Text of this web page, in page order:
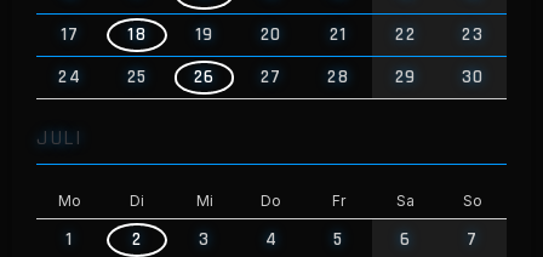
17
18 19 20 21 22
23
24
25 26 27 28 29 30
JULI
Mo Di Mi Do Fr Sa So
1 2 3 4 5 6
7